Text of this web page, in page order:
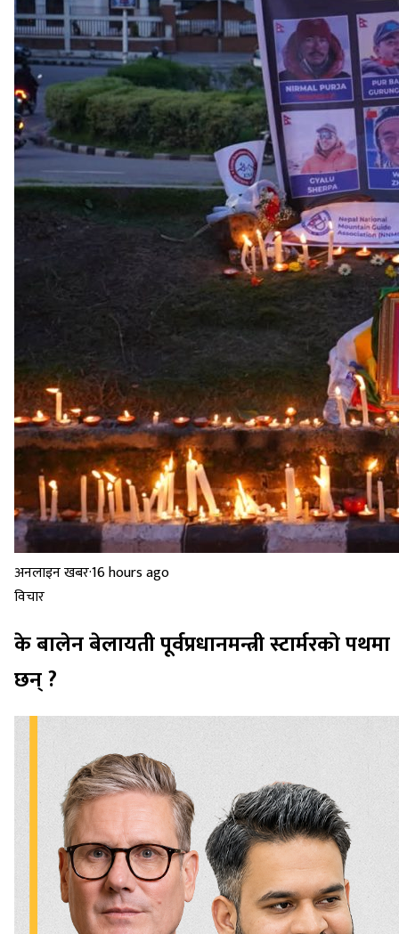
अनलाइन खबर·16 hours ago
विचार
के बालेन बेलायती पूर्वप्रधानमन्त्री स्टार्मरको पथमा
छन् ?